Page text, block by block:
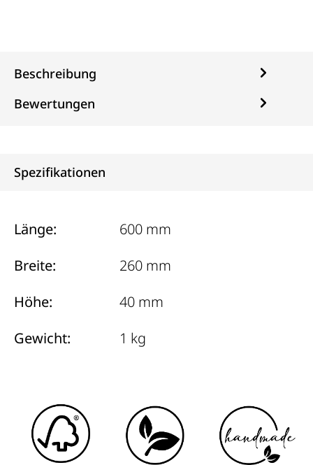
Beschreibung
Bewertungen
Spezifikationen
Länge:
600 mm
Breite:
260 mm
Höhe:
40 mm
Gewicht:
1 kg